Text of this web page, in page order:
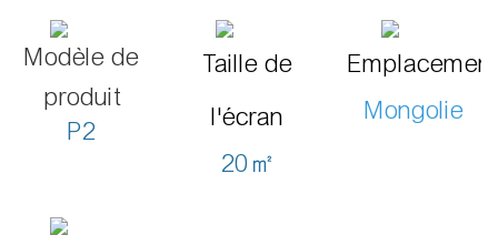
Modèle de
produit
P2
Taille de
l'écran
20㎡
Emplacement
Mongolie